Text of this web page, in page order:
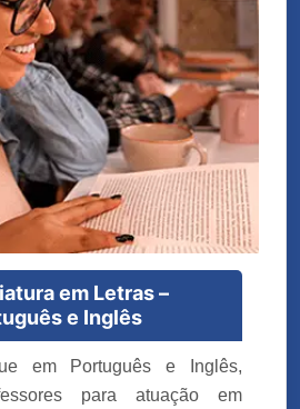
em Letras –
e Inglês
em Português e Inglês,
para atuação em